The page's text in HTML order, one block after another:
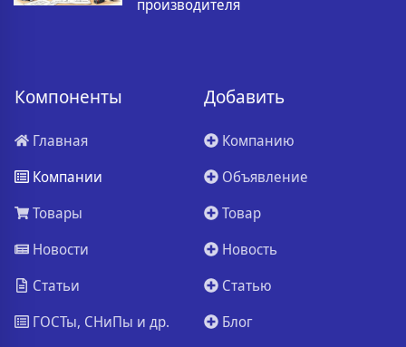
производителя
Компоненты
Главная
Компании
Товары
Новости
Статьи
ГОСТы, СНиПы и др.
Добавить
Компанию
Объявление
Товар
Новость
Статью
Блог